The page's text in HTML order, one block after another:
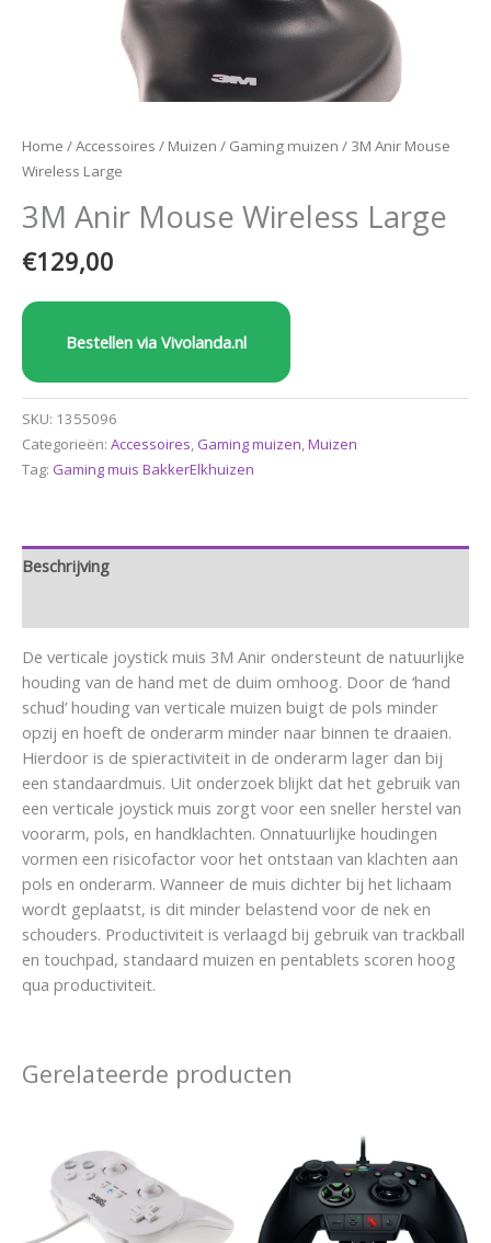
Home /Accessoires / Muizen / Gaming muizen / 3M Anir Mouse
Wireless Large
3M Anir Mouse Wireless Large
€129,00
Bestellen via Vivolanda.nl
SKU: 1355096
Categorieën: Accessoires, Gaming muizen,Muizen
Tag: Gaming muis BakkerElkhuizen
Beschrijving
De verticale joystick muis 3M Anir ondersteunt de natuurlijke
houding van de hand met de duim omhoog. Door de ‘hand
schud’ houding van verticale muizen buigt de pols minder
opzij en hoeft de onderarm minder naar binnen te draaien.
Hierdoor is de spieractiviteit in de onderarm lager dan bij
een standaardmuis. Uit onderzoek blijkt dat het gebruik van
een verticale joystick muis zorgt voor een sneller herstel van
voorarm, pols, en handklachten. Onnatuurlijke houdingen
vormen een risicofactor voor het ontstaan van klachten aan
pols en onderarm. Wanneer de muis dichter bij het lichaam
wordt geplaatst, is dit minder belastend voor de nek en
schouders. Productiviteit is verlaagd bij gebruik van trackball
en touchpad, standaard muizen en pentablets scoren hoog
qua productiviteit.
Gerelateerde producten